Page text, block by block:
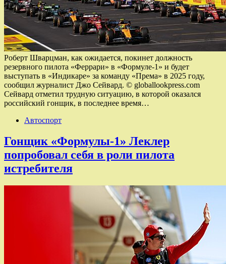
Роберт Шварцман, как ожидается, покинет должность
резервного пилота «Феррари» в «Формуле-1» и будет
выступать в «Индикаре» за команду «Према» в 2025 году,
сообщил журналист Джо Сейвард. © globallookpress.com
Сейвард отметил трудную ситуацию, в которой оказался
российский гонщик, в последнее время…
Автоспорт
Гонщик «Формулы‑1» Леклер
попробовал себя в роли пилота
истребителя